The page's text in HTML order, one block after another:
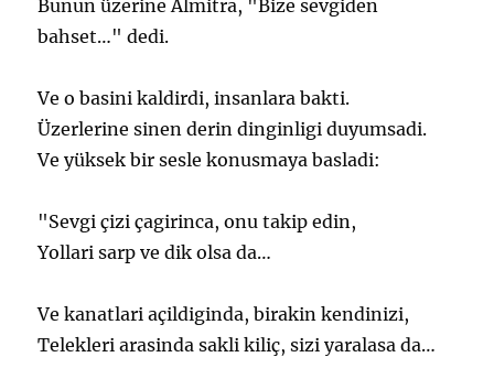
Bunun üzerine Almitra, "Bize sevgiden
bahset…" dedi.
Ve o basini kaldirdi, insanlara bakti.
Üzerlerine sinen derin dinginligi duyumsadi.
Ve yüksek bir sesle konusmaya basladi:
"Sevgi çizi çagirinca, onu takip edin,
Yollari sarp ve dik olsa da…
Ve kanatlari açildiginda, birakin kendinizi,
Telekleri arasinda sakli kiliç, sizi yaralasa da…